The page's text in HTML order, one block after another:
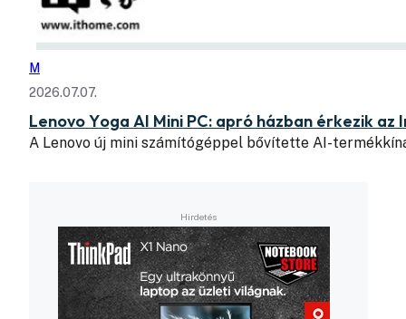
M
2026.07.07.
Lenovo Yoga AI Mini PC: apró házban érkezik
A Lenovo új mini számítógéppel bővítette AI-